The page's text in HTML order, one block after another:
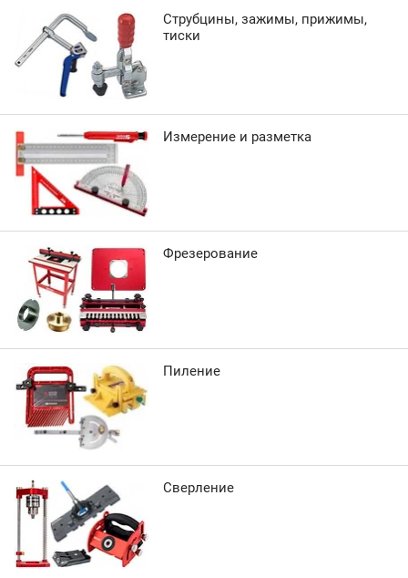
Струбцины, зажимы, прижимы,
тиски
Измерение и разметка
Фрезерование
Пиление
Сверление